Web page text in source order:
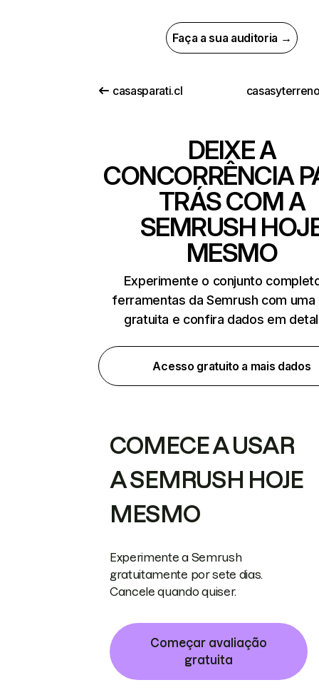
Faça a sua auditoria →
casasparati.cl
DEIXE A
CONCORRÊNCIA
TRÁS COM A
SEMRUSH
MESMO
Experimente o conjunto
ferramentas da Semrush com uma
gratuita e confira dados em
Acesso gratuito a mais dados
COMECE A USAR
A SEMRUSH HOJE
MESMO
Experimente a Semrush
gratuitamente por sete dias.
Cancele quando quiser.
Começar avaliação
gratuita